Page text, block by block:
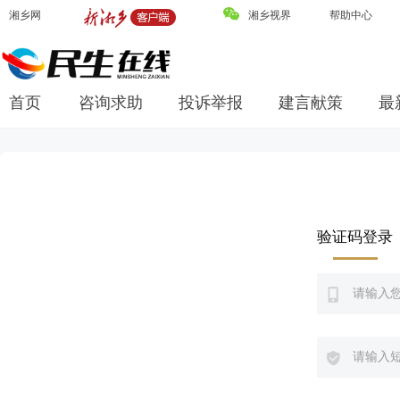
湘乡网 湘乡视界 帮助中心
首页 咨询求助 投诉举报 建言献策 最
验证码登录